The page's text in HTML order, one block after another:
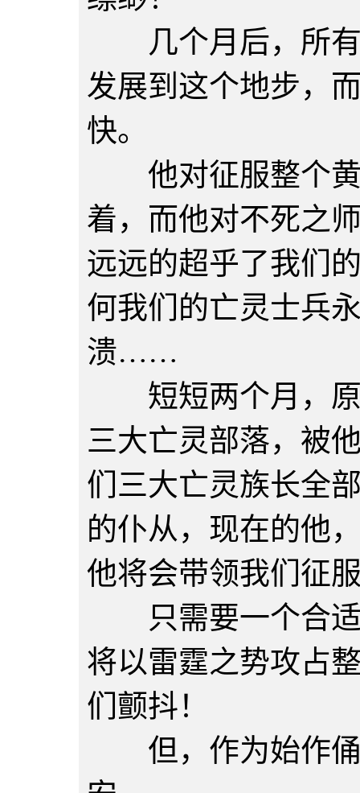
几个月后，所有
发展到这个地步，
快。
他对征服整个黄
着，而他对不死之
远远的超乎了我们
何我们的亡灵士兵
溃……
短短两个月，原
三大亡灵部落，被
们三大亡灵族长全
的仆从，现在的他
他将会带领我们征
只需要一个合适
将以雷霆之势攻占
们颤抖！
但，作为始作俑